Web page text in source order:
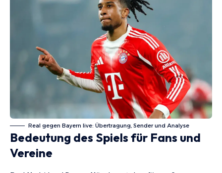
Real gegen Bayern live: Übertragung, Sender und Analyse
Bedeutung des Spiels für Fans und
Vereine